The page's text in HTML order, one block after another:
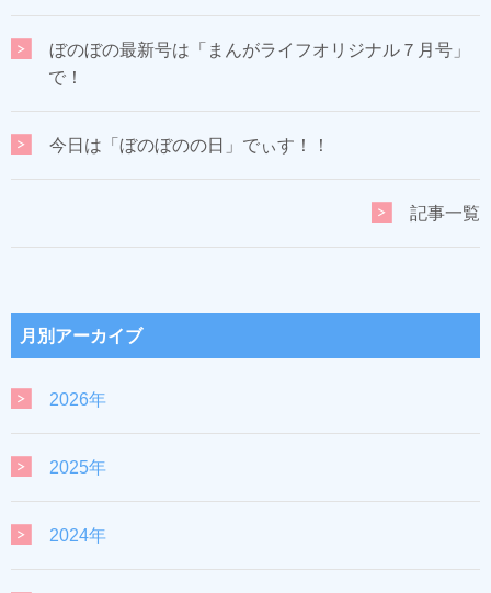
ぼのぼの最新号は「まんがライフオリジナル７月号」
で！
今日は「ぼのぼのの日」でぃす！！
記事一覧
月別アーカイブ
2026年
2025年
2024年